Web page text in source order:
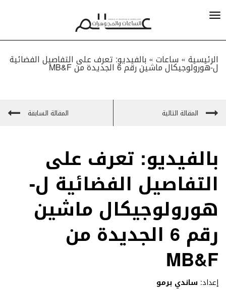
الرئيسية » ساعات» بالفيديو: تعرف على التفاصيل الفضائية
ل-هورولوجيكال ماشين رقم 6 الجديدة من MB&F
المقالة التالية المقالة السابقة
بالفيديو: تعرف على
التفاصيل الفضائية ل-
هورولوجيكال ماشين
رقم 6 الجديدة من
MB&F
إعداد: ساندي برمو